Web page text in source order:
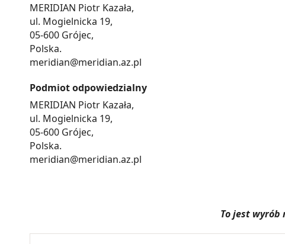
MERIDIAN Piotr Kazała,
ul. Mogielnicka 19,
05-600 Grójec,
Polska.
meridian@meridian.az.pl
Podmiot odpowiedzialny
MERIDIAN Piotr Kazała,
ul. Mogielnicka 19,
05-600 Grójec,
Polska.
meridian@meridian.az.pl
To jest wyrób